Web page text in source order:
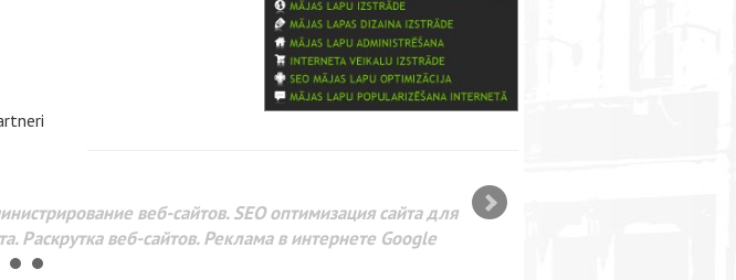
веб-сайтов. SEO оптимизация сайта для
Раскрутка веб-сайтов. Реклама в интернете Google